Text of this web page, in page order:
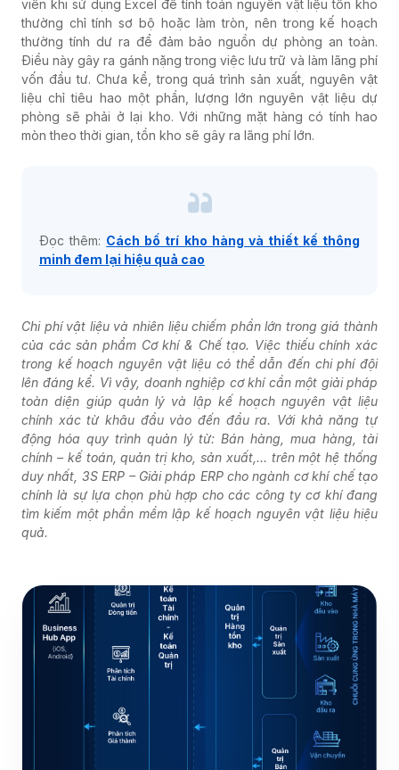
viên khi sử dụng Excel để tính toán nguyên vật liệu tồn kho
thường chỉ tính sơ bộ hoặc làm tròn, nên trong kế hoạch
thường tính dư ra để đảm bảo nguồn dự phòng an toàn.
Điều này gây ra gánh nặng trong việc lưu trữ và làm lãng phí
vốn đầu tư. Chưa kể, trong quá trình sản xuất, nguyên vật
liệu chỉ tiêu hao một phần, lượng lớn nguyên vật liệu dự
phòng sẽ phải ở lại kho. Với những mặt hàng có tính hao
mòn theo thời gian, tồn kho sẽ gây ra lãng phí lớn.
Đọc thêm: Cách bố trí kho hàng và thiết kế thông
minh đem lại hiệu quả cao
Chi phí vật liệu và nhiên liệu chiếm phần lớn trong giá thành
của các sản phẩm Cơ khí & Chế tạo. Việc thiếu chính xác
trong kế hoạch nguyên vật liệu có thể dẫn đến chi phí đội
lên đáng kể. Vì vậy, doanh nghiệp cơ khí cần một giải pháp
toàn diện giúp quản lý và lập kế hoạch nguyên vật liệu
chính xác từ khâu đầu vào đến đầu ra. Với khả năng tự
động hóa quy trình quản lý từ: Bán hàng, mua hàng, tài
chính – kế toán, quản trị kho, sản xuất,… trên một hệ thống
duy nhất, 3S ERP – Giải pháp ERP cho ngành cơ khí chế tạo
chính là sự lựa chọn phù hợp cho các công ty cơ khí đang
tìm kiếm một phần mềm lập kế hoạch nguyên vật liệu hiệu
quả.